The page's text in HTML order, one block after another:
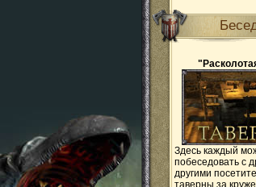
Здесь каждый
побеседовать с
другими
таверны за